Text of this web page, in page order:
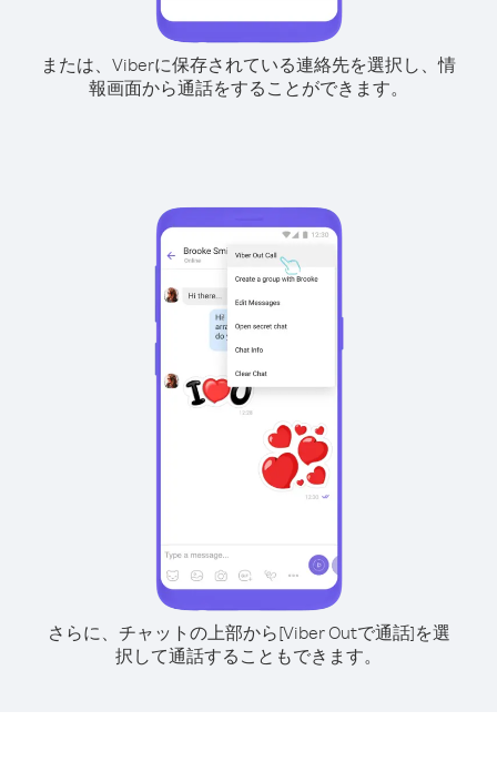
または、Viberに保存されている連絡先を選択し、情
報画面から通話をすることができます。
さらに、チャットの上部から[Viber Outで通話]を選
択して通話することもできます。